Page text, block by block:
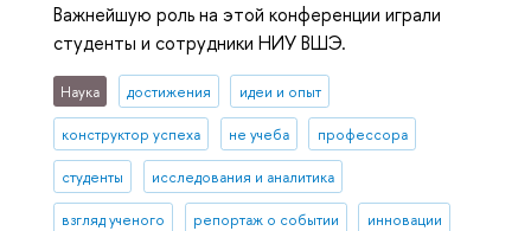
Важнейшую роль на этой конференции играли
студенты и сотрудники НИУ ВШЭ.
Наука достижения идеи и опыт
конструктор успеха не учеба профессора
студенты исследования и аналитика
взгляд ученого репортаж о событии инновации